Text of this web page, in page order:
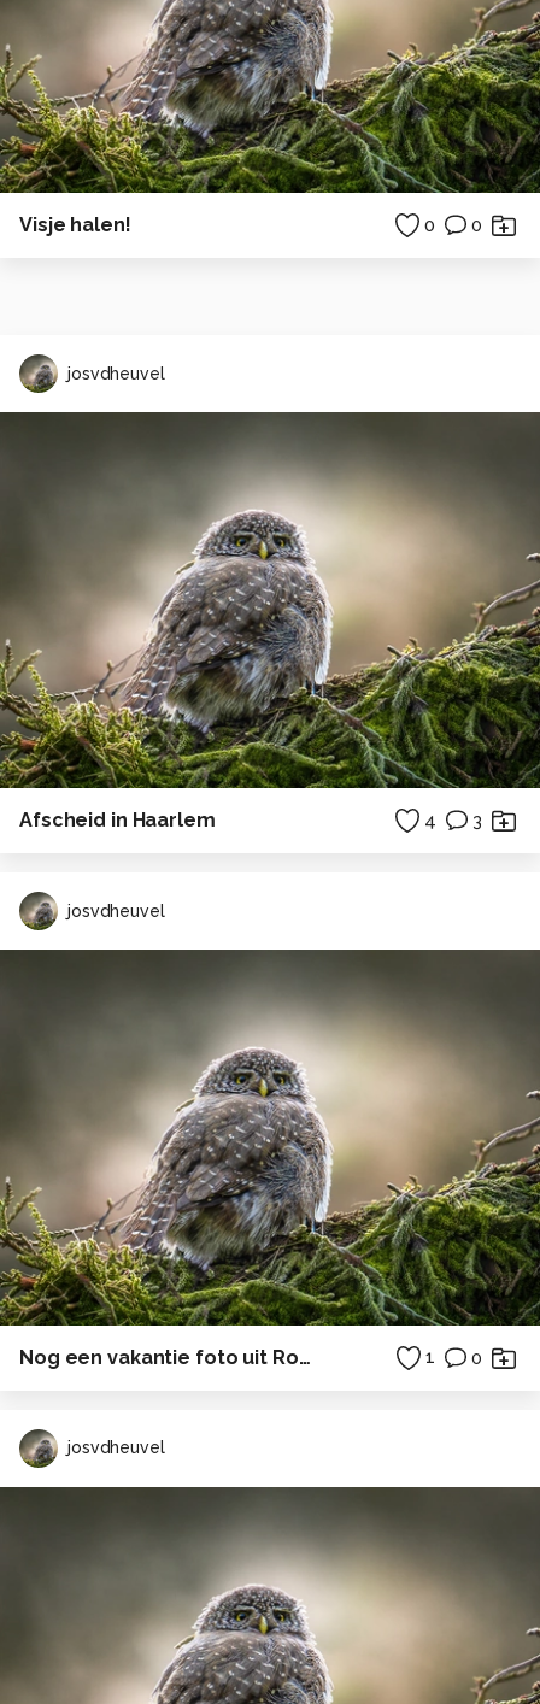
Visje halen! 0 0
josvdheuvel
Afscheid in Haarlem 4 3
josvdheuvel
Nog een vakantie foto uit Rome 1 0
josvdheuvel